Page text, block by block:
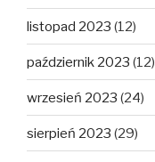
listopad 2023 (12)
październik 2023 (12)
wrzesień 2023 (24)
sierpień 2023 (29)